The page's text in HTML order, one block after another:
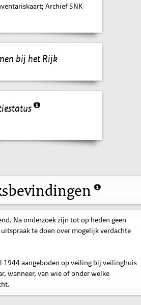
Archief SNK
bij het Rijk
Na onderzoek zijn tot op heden geen
te doen over mogelijk verdachte
aangeboden op veiling bij veilinghuis
wanneer, van wie of onder welke